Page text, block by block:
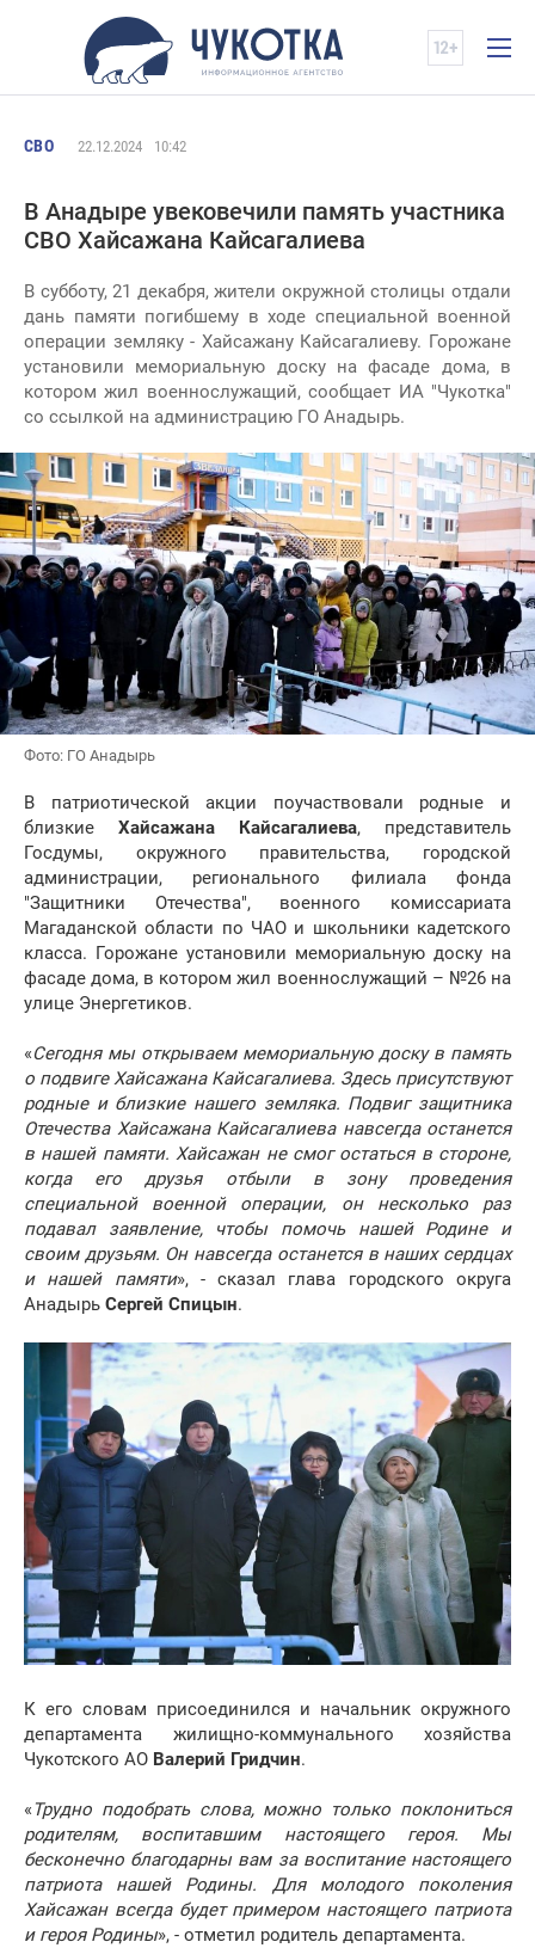
СВО 22.12.2024 10:42
В Анадыре увековечили память участника
СВО Хайсажана Кайсагалиева
В субботу, 21 декабря, жители окружной столицы отдали
дань памяти погибшему в ходе специальной военной
операции земляку - Хайсажану Кайсагалиеву. Горожане
установили мемориальную доску на фасаде дома, в
котором жил военнослужащий, сообщает ИА "Чукотка"
со ссылкой на администрацию ГО Анадырь.
Фото: ГО Анадырь
В патриотической акции поучаствовали родные и
близкие Хайсажана Кайсагалиева, представитель
Госдумы, окружного правительства, городской
администрации, регионального филиала фонда
"Защитники Отечества", военного комиссариата
Магаданской области по ЧАО и школьники кадетского
класса. Горожане установили мемориальную доску на
фасаде дома, в котором жил военнослужащий – №26 на
улице Энергетиков.
«Сегодня мы открываем мемориальную доску в память
о подвиге Хайсажана Кайсагалиева. Здесь присутствуют
родные и близкие нашего земляка. Подвиг защитника
Отечества Хайсажана Кайсагалиева навсегда останется
в нашей памяти. Хайсажан не смог остаться в стороне,
когда его друзья отбыли в зону проведения
специальной военной операции, он несколько раз
подавал заявление, чтобы помочь нашей Родине и
своим друзьям. Он навсегда останется в наших сердцах
и нашей памяти», - сказал глава городского округа
Анадырь Сергей Спицын.
К его словам присоединился и начальник окружного
департамента жилищно-коммунального хозяйства
Чукотского АО Валерий Гридчин.
« Трудно подобрать слова, можно только поклониться
родителям, воспитавшим настоящего героя. Мы
бесконечно благодарны вам за воспитание настоящего
патриота нашей Родины. Для молодого поколения
Хайсажан всегда будет примером настоящего патриота
и героя Родины», - отметил родитель департамента.